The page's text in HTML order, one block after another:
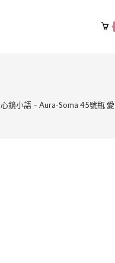
心鏡小語 – Aura-Soma 45號瓶